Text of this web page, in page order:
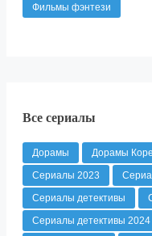
Фильмы фэнтези
Все сериалы
Дорамы Дорамы
Сериалы 2023
Сериалы детективы
Сериалы детективы 2024